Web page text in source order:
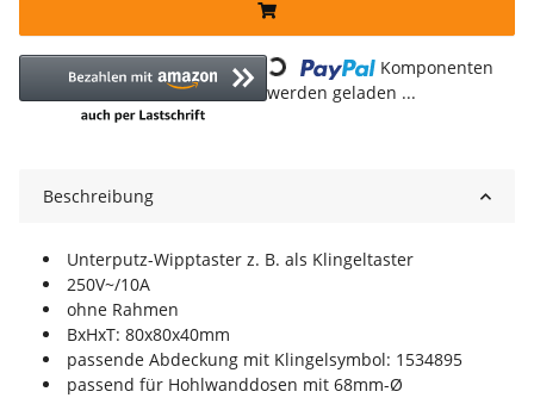
Loading...
Komponenten
werden geladen ...
Beschreibung
Unterputz-Wipptaster z. B. als Klingeltaster
250V~/10A
ohne Rahmen
BxHxT: 80x80x40mm
passende Abdeckung mit Klingelsymbol: 1534895
passend für Hohlwanddosen mit 68mm-Ø